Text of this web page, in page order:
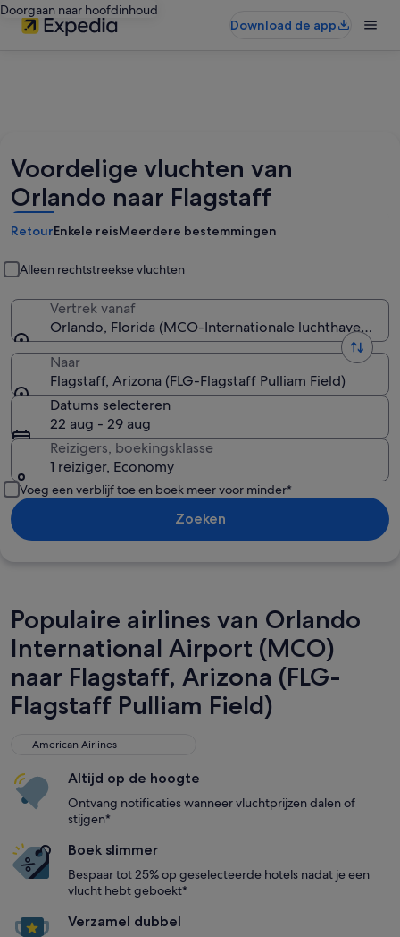
Doorgaan naar hoofdinhoud
Download de app
Voordelige vluchten van
Orlando naar Flagstaff
RetourEnkele reisMeerdere bestemmingen
Alleen rechtstreekse vluchten
Vertrek vanaf
Orlando, Florida (MCO-Internationale luchthaven
Naar
Flagstaff, Arizona (FLG-Flagstaff Pulliam Field)
Datums selecteren
22 aug - 29 aug
Reizigers, boekingsklasse
1 reiziger, Economy
Voeg een verblijf toe en boek meer voor minder*
Zoeken
Populaire airlines van Orlando
International Airport (MCO)
naar Flagstaff, Arizona (FLG-
Flagstaff Pulliam Field)
American Airlines
American Airlines
Altijd op de hoogte
Ontvang notificaties wanneer vluchtprijzen dalen of
stijgen*
Boek slimmer
Bespaar tot 25% op geselecteerde hotels nadat je een
vlucht hebt geboekt*
Verzamel dubbel